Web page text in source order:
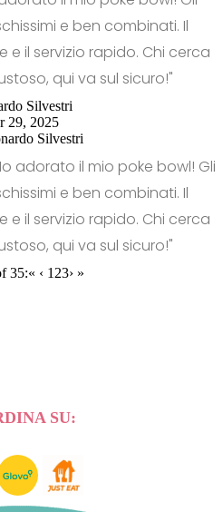
e ben combinati. Il
e il servizio rapido. Chi cerca
qui va sul sicuro!"
Silvestri
29, 2025
Silvestri
adorato il mio poke bowl! Gli
e ben combinati. Il
e il servizio rapido. Chi cerca
qui va sul sicuro!"
35:« ‹ 1 23› »
SU: